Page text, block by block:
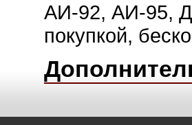
АИ-92, АИ-95,
покупкой,